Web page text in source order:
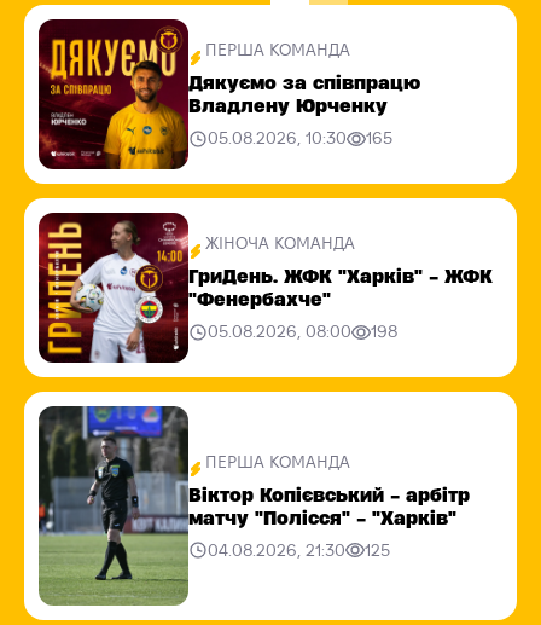
ПЕРША КОМАНДА
Дякуємо за співпрацю
Владлену Юрченку
05.08.2026, 10:30 165
ЖІНОЧА КОМАНДА
ГриДень. ЖФК "Харків" - ЖФК
"Фенербахче"
05.08.2026, 08:00 198
ПЕРША КОМАНДА
Віктор Копієвський - арбітр
матчу "Полісся" - "Харків"
04.08.2026, 21:30 125